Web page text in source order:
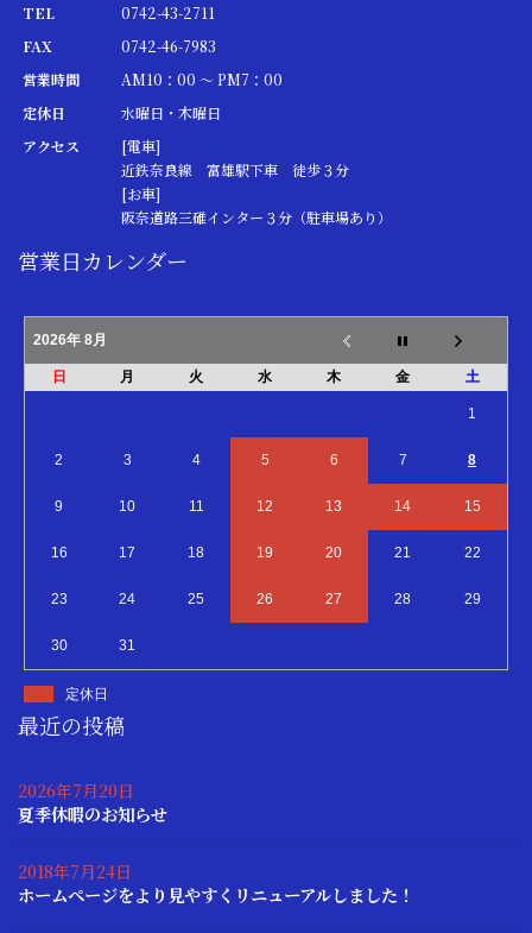
TEL
0742-43-2711
FAX
0742-46-7983
営業時間
AM10：00 ～ PM7：00
定休日
水曜日・木曜日
アクセス
[電車]
近鉄奈良線 富雄駅下車 徒歩３分
[お車]
阪奈道路三碓インター３分（駐車場あり）
営業日カレンダー
2026年 8月
日 月 火 水 木 金 土
1
2 3 4 5 6 7 8
9 10 11 12 13 14 15
16 17 18 19 20 21 22
23 24 25 26 27 28 29
30 31
定休日
最近の投稿
2026年7月20日
夏季休暇のお知らせ
2018年7月24日
ホームページをより見やすくリニューアルしました！